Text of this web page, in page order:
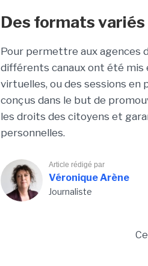
Des formats
Pour permettre aux agences
différents canaux ont été mis
virtuelles, ou des sessions en
conçus dans le but de
les droits des citoyens et
personnelles.
Article rédigé par
Véronique Arène
Journaliste